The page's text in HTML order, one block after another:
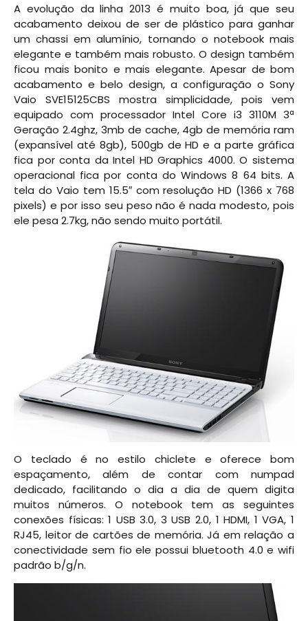
A evolução da linha 2013 é muito boa, já que seu
acabamento deixou de ser de plástico para ganhar
um chassi em alumínio, tornando o notebook mais
elegante e também mais robusto. O design também
ficou mais bonito e mais elegante. Apesar de bom
acabamento e belo design, a configuração o Sony
Vaio SVE15125CBS mostra simplicidade, pois vem
equipado com processador Intel Core i3 3110M 3ª
Geração 2.4ghz, 3mb de cache, 4gb de memória ram
(expansível até 8gb), 500gb de HD e a parte gráfica
fica por conta da Intel HD Graphics 4000. O sistema
operacional fica por conta do Windows 8 64 bits. A
tela do Vaio tem 15.5″ com resolução HD (1366 x 768
pixels) e por isso seu peso não é nada modesto, pois
ele pesa 2.7kg, não sendo muito portátil.
O teclado é no estilo chiclete e oferece bom
espaçamento, além de contar com numpad
dedicado, facilitando o dia a dia de quem digita
muitos números. O notebook tem as seguintes
conexões físicas: 1 USB 3.0, 3 USB 2.0, 1 HDMI, 1 VGA, 1
RJ45, leitor de cartões de memória. Já em relação a
conectividade sem fio ele possui bluetooth 4.0 e wifi
padrão b/g/n.